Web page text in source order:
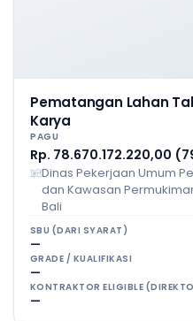
Pematangan Lahan
Karya
PAGU
Rp. 78.670.172.220,00
Dinas Pekerjaan Umum
dan Kawasan
Bali
SBU (DARI SYARAT)
—
GRADE / KUALIFIKASI
—
KONTRAKTOR ELIGIBLE
—